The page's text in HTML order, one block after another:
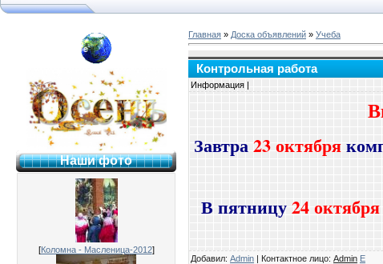
Наши фото
[Коломна - Масленица-2012]
Главная » Доска объявлений » Учеба
Контрольная работа
Информация |
Завтра23 октября
В пятницу24 октября
Добавил: Admin | Контактное лицо: Admin E